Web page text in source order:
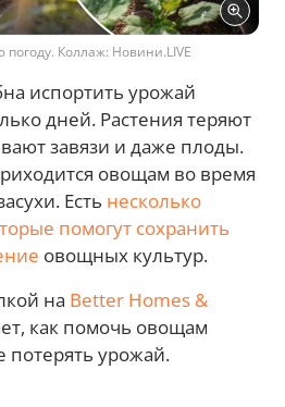
погоду. Коллаж: Новини.LIVE
испортить урожай
дней. Растения теряют
завязи и даже плоды.
овощам во время
Есть несколько
помогут сохранить
овощных культур.
на Better Homes &
как помочь овощам
потерять урожай.